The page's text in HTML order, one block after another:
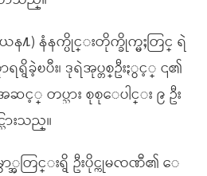
) နံနက္ပိုင္းတိုက္ခိုက္မႈတြင္ ရဲ
ရရွိခဲ့ၿပီး၊ ဒုရဲအုပ္တစ္ဦးႏွင့္ ၎၏
ဆင့္ တပ္သား စုစုေပါင္း ၉ ဦး
းသည္။
ာ္အတြင္းရွိ ဦးပိုင္ကုမၸဏီ၏ ေ